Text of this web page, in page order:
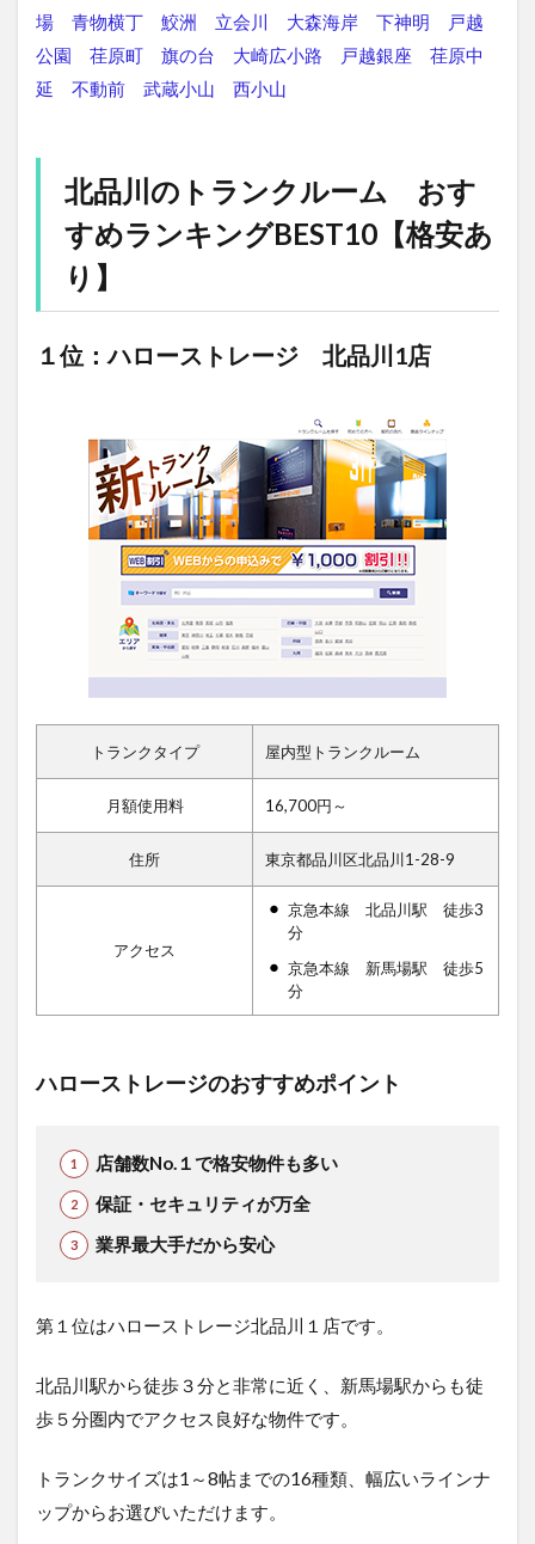
場
青物横丁 鮫洲 立会川 大森海岸 下神明
戸越
公園
荏原町 旗の台 大崎広小路 戸越銀座
荏原中
延
不動前 武蔵小山 西小山
北品川のトランクルーム おす
すめランキングBEST10【格安あ
り】
１位：ハローストレージ 北品川1店
トランクタイプ 屋内型トランクルーム
月額使用料 16,700円～
住所 東京都品川区北品川1-28-9
アクセス
京急本線 北品川駅 徒歩3
分
京急本線 新馬場駅 徒歩5
分
ハローストレージのおすすめポイント
店舗数No.１で格安物件も多い
保証・セキュリティが万全
業界最大手だから安心
第１位はハローストレージ北品川１店です。
北品川駅から徒歩３分と非常に近く、新馬場駅からも徒
歩５分圏内でアクセス良好な物件です。
トランクサイズは1～8帖までの16種類、幅広いラインナ
ップからお選びいただけます。